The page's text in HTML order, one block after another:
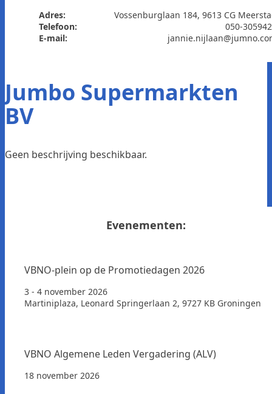
Adres:
Vossenburglaan 184, 9613 CG
Telefoon:
050-
E-mail:
Jumbo Supermarkten
BV
Geen beschrijving beschikbaar.
Evenementen:
VBNO-plein op de Promotiedagen 2026
3 - 4 november 2026
Martiniplaza, Leonard Springerlaan 2, 9727 KB Groningen
VBNO Algemene Leden Vergadering (ALV)
18 november 2026